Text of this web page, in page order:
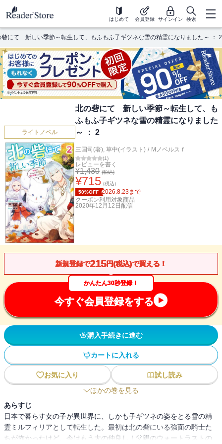
はじめて 会員登録 サインイン 検索
砦にて 新しい季節～転生して、もふもふ子ギツネな雪の精霊になりました～ ： 2
ライトノベル
北の砦にて 新しい季節～転生して、も
ふもふ子ギツネな雪の精霊になりました
～ ： 2
三国司(著), 草中(イラスト) / Mノベルスｆ
(1)
レビューを書く
¥1,430 (税込)
¥715 (税込)
50%OFF 2026.8.23まで
クーポン利用対象商品
2020年12月12日 配信
新規登録で215円(税込)で買える！
かんたん30秒登録！
今すぐ会員登録をする
購入手続きに進む
カートに入れる
お気に入り
試し読み
ほかの巻を見る
あらすじ
日本で暮らす女の子が異世界に、しかも子ギツネの姿をとる雪の精
霊ミルフィリアとして転生した。最初は北の砦にいる強面の騎士た
ちが怖かったけど、今はもう大の仲良し！父親のウォートラストの